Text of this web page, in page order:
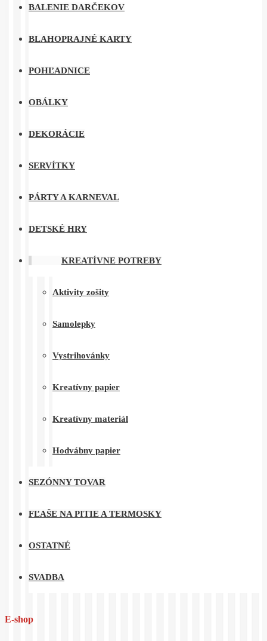
BALENIE DARČEKOV
BLAHOPRAJNÉ KARTY
POHĽADNICE
OBÁLKY
DEKORÁCIE
SERVÍTKY
PÁRTY A KARNEVAL
DETSKÉ HRY
KREATÍVNE POTREBY
Aktivity zošity
Samolepky
Vystrihovánky
Kreatívny papier
Kreatívny materiál
Hodvábny papier
SEZÓNNY TOVAR
FĽAŠE NA PITIE A TERMOSKY
OSTATNÉ
SVADBA
E-shop